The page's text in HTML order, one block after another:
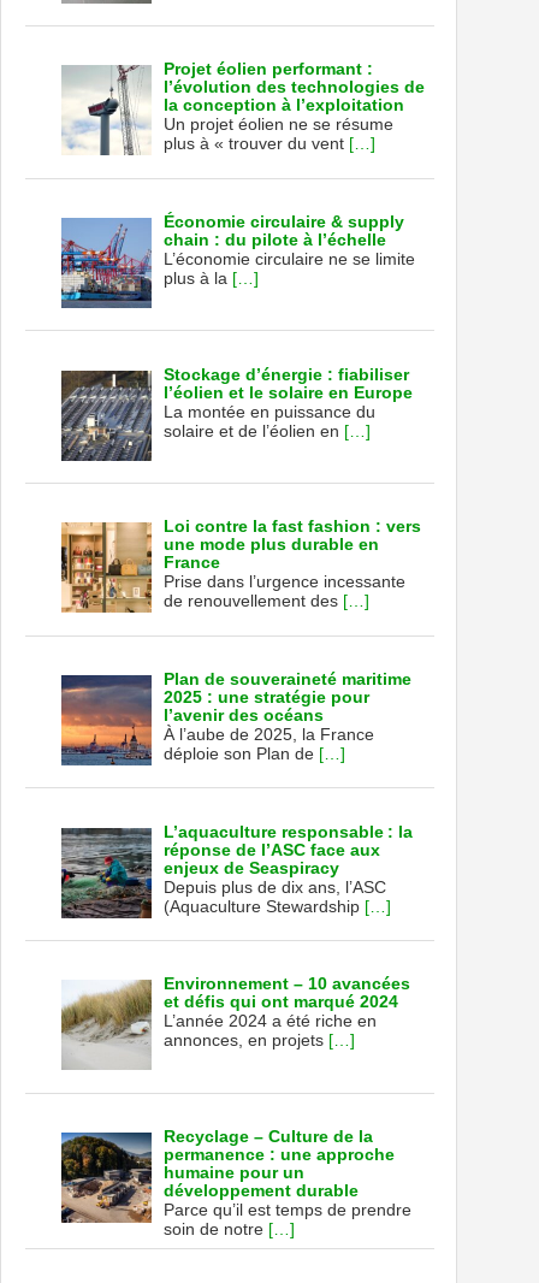
Projet éolien performant :
l’évolution des technologies de
la conception à l’exploitation
Un projet éolien ne se résume
plus à « trouver du vent […]
Économie circulaire & supply
chain : du pilote à l’échelle
L’économie circulaire ne se limite
plus à la […]
Stockage d’énergie : fiabiliser
l’éolien et le solaire en Europe
La montée en puissance du
solaire et de l’éolien en […]
Loi contre la fast fashion : vers
une mode plus durable en
France
Prise dans l’urgence incessante
de renouvellement des […]
Plan de souveraineté maritime
2025 : une stratégie pour
l’avenir des océans
À l’aube de 2025, la France
déploie son Plan de […]
L’aquaculture responsable : la
réponse de l’ASC face aux
enjeux de Seaspiracy
Depuis plus de dix ans, l’ASC
(Aquaculture Stewardship […]
Environnement – 10 avancées
et défis qui ont marqué 2024
L’année 2024 a été riche en
annonces, en projets […]
Recyclage – Culture de la
permanence : une approche
humaine pour un
développement durable
Parce qu’il est temps de prendre
soin de notre […]